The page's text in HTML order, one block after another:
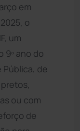
em
o
um
9º ano do
Pública, de
ou com
de